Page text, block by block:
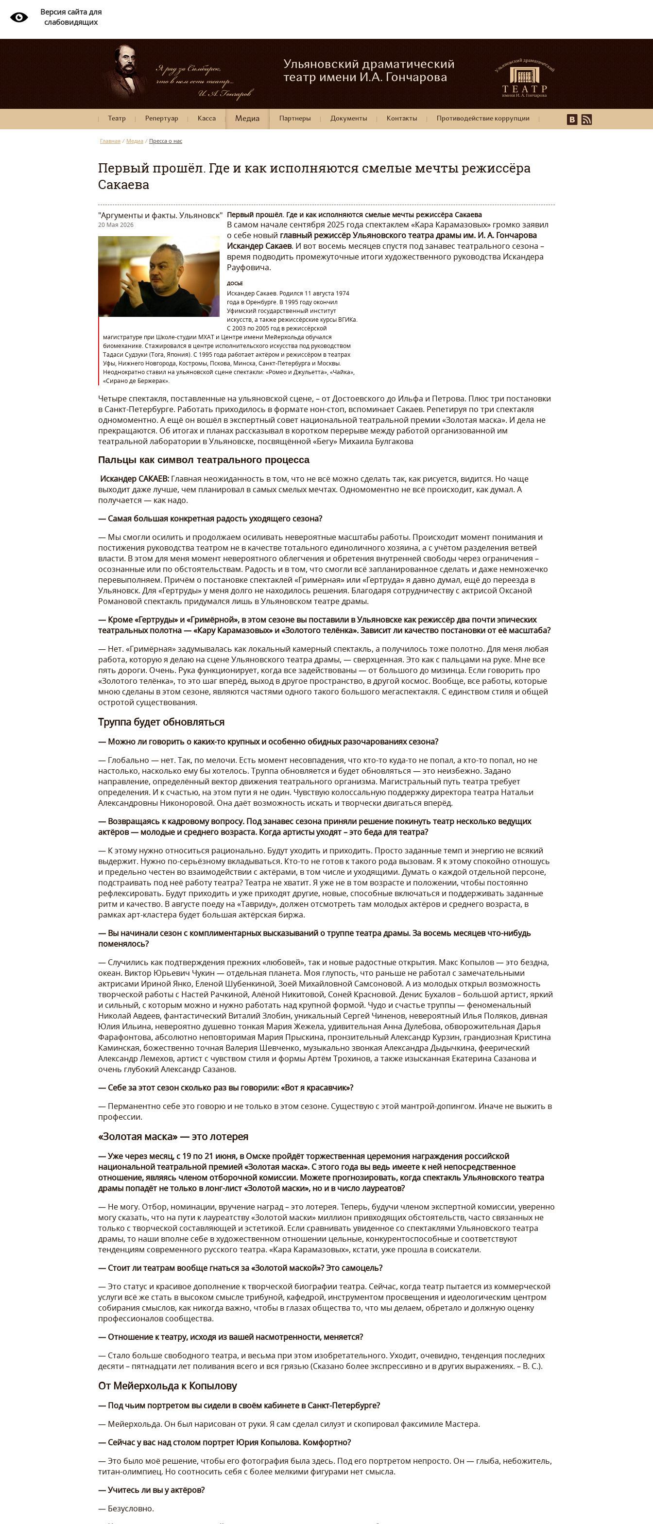
Версия сайта для
слабовидящих
Ульяновский драматический
театр имени И.А. Гончарова
Театр Репертуар Касса Медиа Партнеры Документы Контакты Противодействие коррупции
Главная / Медиа / Пресса о нас
Первый прошёл. Где и как исполняются смелые мечты режиссёра
Сакаева
"Аргументы и факты. Ульяновск"
20 Мая 2026
Первый прошёл. Где и как исполняются смелые мечты режиссёра Сакаева
В самом начале сентября 2025 года спектаклем «Кара Карамазовых» громко заявил
о себе новый главный режиссёр Ульяновского театра драмы им. И. А. Гончарова
Искандер Сакаев. И вот восемь месяцев спустя под занавес театрального сезона –
время подводить промежуточные итоги художественного руководства Искандера
Рауфовича.
ДОСЬЕ
Искандер Сакаев. Родился 11 августа 1974
года в Оренбурге. В 1995 году окончил
Уфимский государственный институт
искусств, а также режиссёрские курсы ВГИКа.
С 2003 по 2005 год в режиссёрской
магистратуре при Школе-студии МХАТ и Центре имени Мейерхольда обучался
биомеханике. Стажировался в центре исполнительского искусства под руководством
Тадаси Судзуки (Тога, Япония). С 1995 года работает актёром и режиссёром в театрах
Уфы, Нижнего Новгорода, Костромы, Пскова, Минска, Санкт-Петербурга и Москвы.
Неоднократно ставил на ульяновской сцене спектакли: «Ромео и Джульетта», «Чайка»,
«Сирано де Бержерак».
Четыре спектакля, поставленные на ульяновской сцене, – от Достоевского до Ильфа и Петрова. Плюс три постановки
в Санкт-Петербурге. Работать приходилось в формате нон-стоп, вспоминает Сакаев. Репетируя по три спектакля
одномоментно. А ещё он вошёл в экспертный совет национальной театральной премии «Золотая маска». И дела не
прекращаются. Об итогах и планах рассказывал в коротком перерыве между работой организованной им
театральной лаборатории в Ульяновске, посвящённой «Бегу» Михаила Булгакова
Пальцы как символ театрального процесса
Искандер САКАЕВ: Главная неожиданность в том, что не всё можно сделать так, как рисуется, видится. Но чаще
выходит даже лучше, чем планировал в самых смелых мечтах. Одномоментно не всё происходит, как думал. А
получается — как надо.
— Самая большая конкретная радость уходящего сезона?
— Мы смогли осилить и продолжаем осиливать невероятные масштабы работы. Происходит момент понимания и
постижения руководства театром не в качестве тотального единоличного хозяина, а с учётом разделения ветвей
власти. В этом для меня момент невероятного облегчения и обретения внутренней свободы через ограничения –
осознанные или по обстоятельствам. Радость и в том, что смогли всё запланированное сделать и даже немножечко
перевыполняем. Причём о постановке спектаклей «Гримёрная» или «Гертруда» я давно думал, ещё до переезда в
Ульяновск. Для «Гертруды» у меня долго не находилось решения. Благодаря сотрудничеству с актрисой Оксаной
Романовой спектакль придумался лишь в Ульяновском театре драмы.
— Кроме «Гертруды» и «Гримёрной», в этом сезоне вы поставили в Ульяновске как режиссёр два почти эпических
театральных полотна — «Кару Карамазовых» и «Золотого телёнка». Зависит ли качество постановки от её масштаба?
— Нет. «Гримёрная» задумывалась как локальный камерный спектакль, а получилось тоже полотно. Для меня любая
работа, которую я делаю на сцене Ульяновского театра драмы, — сверхценная. Это как с пальцами на руке. Мне все
пять дороги. Очень. Рука функционирует, когда все задействованы — от большого до мизинца. Если говорить про
«Золотого телёнка», то это шаг вперёд, выход в другое пространство, в другой космос. Вообще, все работы, которые
мною сделаны в этом сезоне, являются частями одного такого большого мегаспектакля. С единством стиля и общей
остротой существования.
Труппа будет обновляться
— Можно ли говорить о каких-то крупных и особенно обидных разочарованиях сезона?
— Глобально — нет. Так, по мелочи. Есть момент несовпадения, что кто-то куда-то не попал, а кто-то попал, но не
настолько, насколько ему бы хотелось. Труппа обновляется и будет обновляться — это неизбежно. Задано
направление, определённый вектор движения театрального организма. Магистральный путь театра требует
определения. И к счастью, на этом пути я не один. Чувствую колоссальную поддержку директора театра Натальи
Александровны Никоноровой. Она даёт возможность искать и творчески двигаться вперёд.
— Возвращаясь к кадровому вопросу. Под занавес сезона приняли решение покинуть театр несколько ведущих
актёров — молодые и среднего возраста. Когда артисты уходят – это беда для театра?
— К этому нужно относиться рационально. Будут уходить и приходить. Просто заданные темп и энергию не всякий
выдержит. Нужно по-серьёзному вкладываться. Кто-то не готов к такого рода вызовам. Я к этому спокойно отношусь
и предельно честен во взаимодействии с актёрами, в том числе и уходящими. Думать о каждой отдельной персоне,
подстраивать под неё работу театра? Театра не хватит. Я уже не в том возрасте и положении, чтобы постоянно
рефлексировать. Будут приходить и уже приходят другие, новые, способные включаться и поддерживать заданные
ритм и качество. В августе поеду на «Тавриду», должен отсмотреть там молодых актёров и среднего возраста, в
рамках арт-кластера будет большая актёрская биржа.
— Вы начинали сезон с комплиментарных высказываний о труппе театра драмы. За восемь месяцев что-нибудь
поменялось?
— Случились как подтверждения прежних «любовей», так и новые радостные открытия. Макс Копылов — это бездна,
океан. Виктор Юрьевич Чукин — отдельная планета. Моя глупость, что раньше не работал с замечательными
актрисами Ириной Янко, Еленой Шубенкиной, Зоей Михайловной Самсоновой. А из молодых открыл возможность
творческой работы с Настей Рачкиной, Алёной Никитовой, Соней Красновой. Денис Бухалов – большой артист, яркий
и сильный, с которым можно и нужно работать над крупной формой. Чудо и счастье труппы — феноменальный
Николай Авдеев, фантастический Виталий Злобин, уникальный Сергей Чиненов, невероятный Илья Поляков, дивная
Юлия Ильина, невероятно душевно тонкая Мария Жежела, удивительная Анна Дулебова, обворожительная Дарья
Фарафонтова, абсолютно неповторимая Мария Прыскина, пронзительный Александр Курзин, грандиозная Кристина
Каминская, божественно точная Валерия Шевченко, музыкально звонкая Александра Дыдычкина, феерический
Александр Лемехов, артист с чувством стиля и формы Артём Трохинов, а также изысканная Екатерина Сазанова и
очень глубокий Александр Сазанов.
— Себе за этот сезон сколько раз вы говорили: «Вот я красавчик»?
— Перманентно себе это говорю и не только в этом сезоне. Существую с этой мантрой-допингом. Иначе не выжить в
профессии.
«Золотая маска» — это лотерея
— Уже через месяц, с 19 по 21 июня, в Омске пройдёт торжественная церемония награждения российской
национальной театральной премией «Золотая маска». С этого года вы ведь имеете к ней непосредственное
отношение, являясь членом отборочной комиссии. Можете прогнозировать, когда спектакль Ульяновского театра
драмы попадёт не только в лонг-лист «Золотой маски», но и в число лауреатов?
— Не могу. Отбор, номинации, вручение наград – это лотерея. Теперь, будучи членом экспертной комиссии, уверенно
могу сказать, что на пути к лауреатству «Золотой маски» миллион привходящих обстоятельств, часто связанных не
только с творческой составляющей и эстетикой. Если сравнивать увиденное со спектаклями Ульяновского театра
драмы, то наши вполне себе в художественном отношении цельные, конкурентоспособные и соответствуют
тенденциям современного русского театра. «Кара Карамазовых», кстати, уже прошла в соискатели.
— Стоит ли театрам вообще гнаться за «Золотой маской»? Это самоцель?
— Это статус и красивое дополнение к творческой биографии театра. Сейчас, когда театр пытается из коммерческой
услуги всё же стать в высоком смысле трибуной, кафедрой, инструментом просвещения и идеологическим центром
собирания смыслов, как никогда важно, чтобы в глазах общества то, что мы делаем, обретало и должную оценку
профессионалов сообщества.
— Отношение к театру, исходя из вашей насмотренности, меняется?
— Стало больше свободного театра, и весьма при этом изобретательного. Уходит, очевидно, тенденция последних
десяти – пятнадцати лет поливания всего и вся грязью (Сказано более экспрессивно и в других выражениях. – В. С.).
От Мейерхольда к Копылову
— Под чьим портретом вы сидели в своём кабинете в Санкт-Петербурге?
— Мейерхольда. Он был нарисован от руки. Я сам сделал силуэт и скопировал факсимиле Мастера.
— Сейчас у вас над столом портрет Юрия Копылова. Комфортно?
— Это было моё решение, чтобы его фотография была здесь. Под его портретом непросто. Он — глыба, небожитель,
титан-олимпиец. Но соотносить себя с более мелкими фигурами нет смысла.
— Учитесь ли вы у актёров?
— Безусловно.